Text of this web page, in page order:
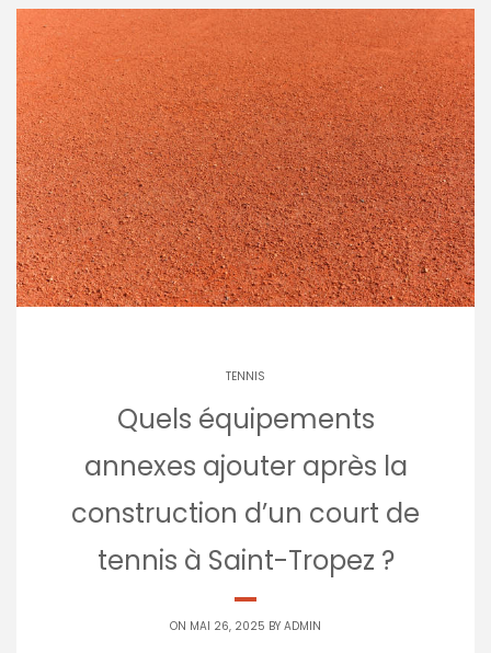
TENNIS
Quels équipements
annexes ajouter après la
construction d’un court de
tennis à Saint-Tropez ?
ON MAI 26, 2025 BY ADMIN